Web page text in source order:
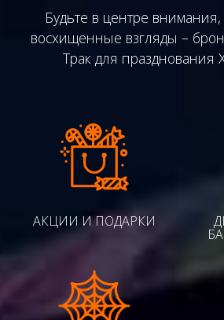
Будьте в центре
восхищенные взгляды –
Трак для празднования
АКЦИИ И ПОДАРКИ